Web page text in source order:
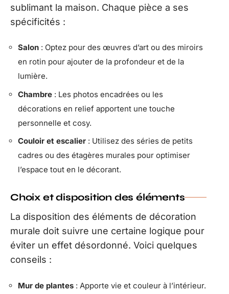
sublimant la maison. Chaque pièce a ses
spécificités :
Salon : Optez pour des œuvres d’art ou des miroirs
en rotin pour ajouter de la profondeur et de la
lumière.
Chambre : Les photos encadrées ou les
décorations en relief apportent une touche
personnelle et cosy.
Couloir et escalier : Utilisez des séries de petits
cadres ou des étagères murales pour optimiser
l’espace tout en le décorant.
Choix et disposition des éléments
La disposition des éléments de décoration
murale doit suivre une certaine logique pour
éviter un effet désordonné. Voici quelques
conseils :
Mur de plantes : Apporte vie et couleur à l’intérieur.